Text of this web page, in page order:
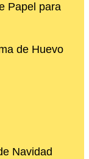
Papel para
de Huevo
Navidad